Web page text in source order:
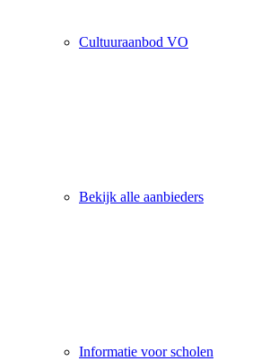
Cultuuraanbod VO
Bekijk alle aanbieders
Informatie voor scholen